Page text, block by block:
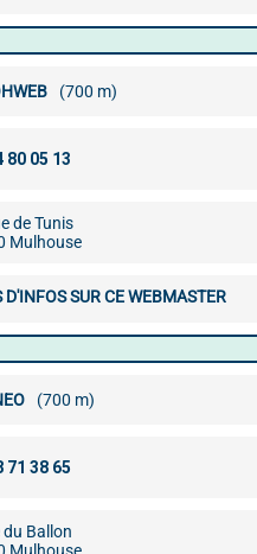
(700 m)
de Tunis
Mulhouse
D'INFOS SUR CE WEBMASTER
(700 m)
du Ballon